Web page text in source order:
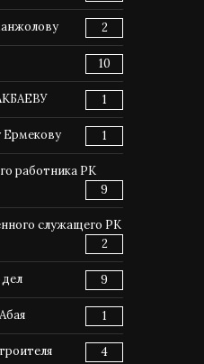
2
10
1
Ермекову 1
работника РК
9
служащего РК
2
9
1
4